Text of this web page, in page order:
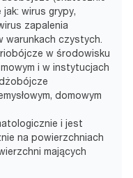
jak: wirus grypy,
zapalenia
warunkach czystych.
w środowisku
i w instytucjach
domowym
i jest
na powierzchniach
mających